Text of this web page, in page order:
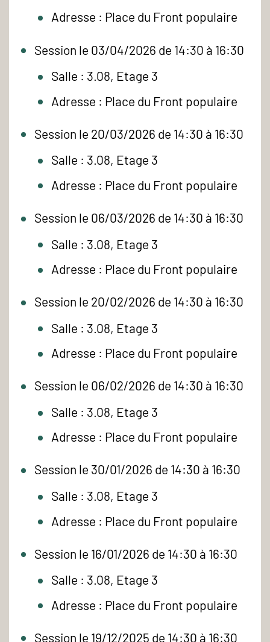
Adresse : Place du Front populaire
Session le 03/04/2026 de 14:30 à 16:30
Salle : 3.08, Etage 3
Adresse : Place du Front populaire
Session le 20/03/2026 de 14:30 à 16:30
Salle : 3.08, Etage 3
Adresse : Place du Front populaire
Session le 06/03/2026 de 14:30 à 16:30
Salle : 3.08, Etage 3
Adresse : Place du Front populaire
Session le 20/02/2026 de 14:30 à 16:30
Salle : 3.08, Etage 3
Adresse : Place du Front populaire
Session le 06/02/2026 de 14:30 à 16:30
Salle : 3.08, Etage 3
Adresse : Place du Front populaire
Session le 30/01/2026 de 14:30 à 16:30
Salle : 3.08, Etage 3
Adresse : Place du Front populaire
Session le 16/01/2026 de 14:30 à 16:30
Salle : 3.08, Etage 3
Adresse : Place du Front populaire
Session le 19/12/2025 de 14:30 à 16:30